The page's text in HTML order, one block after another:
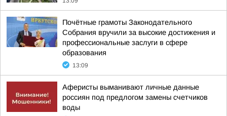
Почётные грамоты Законодательного
Собрания вручили за высокие достижения и
профессиональные заслуги в сфере
образования
13:09
Аферисты выманивают личные данные
россиян под предлогом замены счетчиков
воды